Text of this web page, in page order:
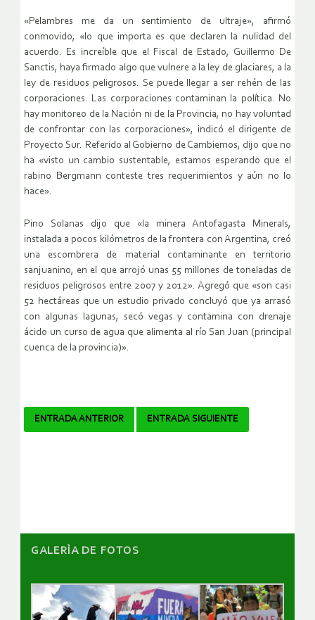
«Pelambres me da un sentimiento de ultraje», afirmó
conmovido, «lo que importa es que declaren la nulidad del
acuerdo. Es increíble que el Fiscal de Estado, Guillermo De
Sanctis, haya firmado algo que vulnere a la ley de glaciares, a la
ley de residuos peligrosos. Se puede llegar a ser rehén de las
corporaciones. Las corporaciones contaminan la política. No
hay monitoreo de la Nación ni de la Provincia, no hay voluntad
de confrontar con las corporaciones», indicó el dirigente de
Proyecto Sur. Referido al Gobierno de Cambiemos, dijo que no
ha «visto un cambio sustentable, estamos esperando que el
rabino Bergmann conteste tres requerimientos y aún no lo
hace».
Pino Solanas dijo que «la minera Antofagasta Minerals,
instalada a pocos kilómetros de la frontera con Argentina, creó
una escombrera de material contaminante en territorio
sanjuanino, en el que arrojó unas 55 millones de toneladas de
residuos peligrosos entre 2007 y 2012». Agregó que «son casi
52 hectáreas que un estudio privado concluyó que ya arrasó
con algunas lagunas, secó vegas y contamina con drenaje
ácido un curso de agua que alimenta al río San Juan (principal
cuenca de la provincia)».
Navegador
ENTRADA ANTERIOR ENTRADA SIGUIENTE
GALERÌA DE FOTOS